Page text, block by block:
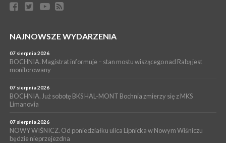
BORZĘCIN. Już w najbliższy weekend XIX Borzęckie Święto
PIELGRZYMKA 2026
Z BOCHNI NA JASNĄ GÓRĘ. Drugi dzień wędrówki [ZDJĘCIA]
WYDARZENIA
NASZ NEWS. Powstał Komitet Ochrony Ładu
Przestrzennego Miasta Bochnia. To odpowiedź na działania
magistratu
NAJNOWSZE WYDARZENIA
07 sierpnia 2026
BOCHNIA. Magistrat informuje – stan mostu wiszącego nad Rabą jest
monitorowany
07 sierpnia 2026
BOCHNIA. Już sobotę BKS HAL-MONT Bochnia zmierzy się z MKS
Limanovia
07 sierpnia 2026
NOWY WIŚNICZ. Od poniedziałku ulica Lipnicka w Nowym Wiśniczu
będzie nieprzejezdna